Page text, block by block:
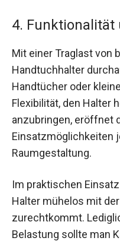
4.
Mit einer Traglast von
Handtuchhalter
Handtücher oder
Flexibilität, den Halter
anzubringen, eröffnet
Einsatzmöglichkeiten
Raumgestaltung.
Im praktischen
Halter mühelos mit
zurechtkommt.
Belastung sollte man